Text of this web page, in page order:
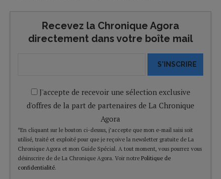
Recevez la Chronique Agora
directement dans votre boîte mail
S'INSCRIRE
J'accepte de recevoir une sélection exclusive
d'offres de la part de partenaires de La Chronique
Agora
*En cliquant sur le bouton ci-dessus, j’accepte que mon e-mail saisi soit
utilisé, traité et exploité pour que je reçoive la newsletter gratuite de La
Chronique Agora et mon Guide Spécial. A tout moment, vous pourrez vous
désinscrire de de La Chronique Agora. Voir notre Politique de
confidentialité.